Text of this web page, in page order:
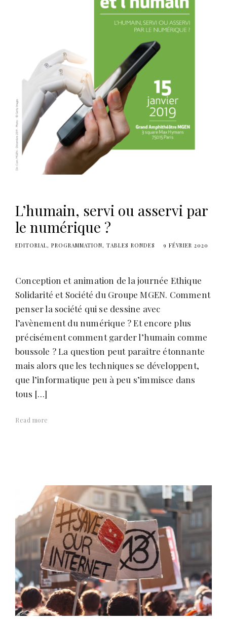
L’humain, servi ou asservi par
le numérique ?
EDITORIAL PROGRAMMATION TABLES RONDES 9 FÉVRIER 2020
Conception et animation de la journée Ethique
Solidarité et Société du Groupe MGEN. Comment
penser la société qui se dessine avec
l’avènement du numérique ? Et encore plus
précisément comment garder l’humain comme
boussole ? La question peut paraître étonnante
mais alors que les techniques se développent,
que l’informatique peu à peu s’immisce dans
tous […]
Read more